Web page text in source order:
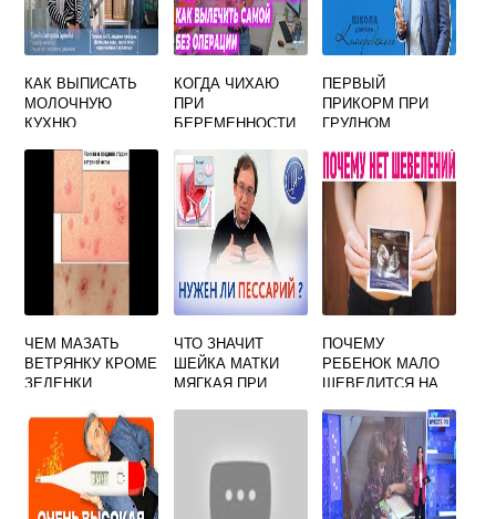
КАК ВЫПИСАТЬ
МОЛОЧНУЮ
КУХНЮ
КОГДА ЧИХАЮ
ПРИ
БЕРЕМЕННОСТИ
ПЕРВЫЙ
ПРИКОРМ ПРИ
ГРУДНОМ
ФОРУМ
ЧЕМ МАЗАТЬ
ВЕТРЯНКУ КРОМЕ
ЗЕЛЕНКИ
ЧТО ЗНАЧИТ
ШЕЙКА МАТКИ
МЯГКАЯ ПРИ
ПОЧЕМУ
РЕБЕНОК МАЛО
ШЕВЕЛИТСЯ НА
БЕРЕМЕННОСТИ